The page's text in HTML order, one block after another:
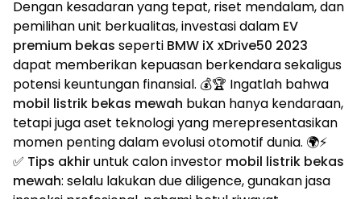
Dengan kesadaran yang tepat, riset mendalam, dan
pemilihan unit berkualitas, investasi dalam EV
premium bekas seperti BMW iX xDrive50 2023
dapat memberikan kepuasan berkendara sekaligus
potensi keuntungan finansial. 💰🏆 Ingatlah bahwa
mobil listrik bekas mewah bukan hanya kendaraan,
tetapi juga aset teknologi yang merepresentasikan
momen penting dalam evolusi otomotif dunia. 🌍⚡
✅ Tips akhiruntuk calon investor mobil listrik bekas
mewah: selalu lakukan due diligence, gunakan jasa